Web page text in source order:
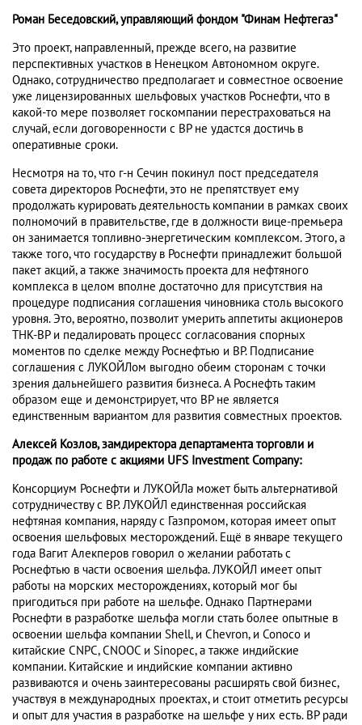
Роман Беседовский, управляющий фондом "Финам Нефтегаз"
Это проект, направленный, прежде всего, на развитие
перспективных участков в Ненецком Автономном округе.
Однако, сотрудничество предполагает и совместное освоение
уже лицензированных шельфовых участков Роснефти, что в
какой-то мере позволяет госкомпании перестраховаться на
случай, если договоренности с BP не удастся достичь в
оперативные сроки.
Несмотря на то, что г-н Сечин покинул пост председателя
совета директоров Роснефти, это не препятствует ему
продолжать курировать деятельность компании в рамках своих
полномочий в правительстве, где в должности вице-премьера
он занимается топливно-энергетическим комплексом. Этого, а
также того, что государству в Роснефти принадлежит большой
пакет акций, а также значимость проекта для нефтяного
комплекса в целом вполне достаточно для присутствия на
процедуре подписания соглашения чиновника столь высокого
уровня. Это, вероятно, позволит умерить аппетиты акционеров
ТНК-BP и педалировать процесс согласования спорных
моментов по сделке между Роснефтью и BP. Подписание
соглашения с ЛУКОЙЛом выгодно обеим сторонам с точки
зрения дальнейшего развития бизнеса. А Роснефть таким
образом еще и демонстрирует, что BP не является
единственным вариантом для развития совместных проектов.
Алексей Козлов, замдиректора департамента торговли и
продаж по работе с акциями UFS Investment Company:
Консорциум Роснефти и ЛУКОЙЛа может быть альтернативой
сотрудничеству с ВР. ЛУКОЙЛ единственная российская
нефтяная компания, наряду с Газпромом, которая имеет опыт
освоения шельфовых месторождений. Ещё в январе текущего
года Вагит Алекперов говорил о желании работать с
Роснефтью в части освоения шельфа. ЛУКОЙЛ имеет опыт
работы на морских месторождениях, который мог бы
пригодиться при работе на шельфе. Однако Партнерами
Роснефти в разработке шельфа могли стать более опытные в
освоении шельфа компании Shell, и Chevron, и Conoco и
китайские CNPC, CNOOC и Sinopec, а также индийские
компании. Китайские и индийские компании активно
развиваются и очень заинтересованы расширять свой бизнес,
участвуя в международных проектах, и стоит отметить ресурсы
и опыт для участия в разработке на шельфе у них есть. ВР ради